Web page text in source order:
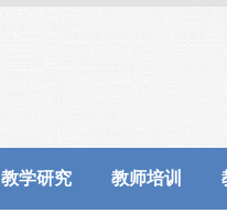
教学研究 教师培训